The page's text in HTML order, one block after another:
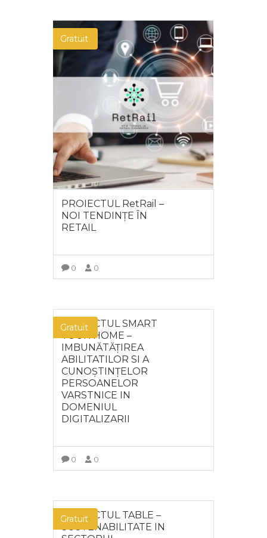
Gratuit
PROIECTUL RetRail –
NOI TENDINȚE ÎN
RETAIL
0 0
Gratuit
PROIECTUL SMART
YOUR HOME –
IMBUNĂTĂȚIREA
ABILITATILOR SI A
CUNOȘTINȚELOR
PERSOANELOR
VARSTNICE IN
DOMENIUL
DIGITALIZARII
0 0
Gratuit
PROIECTUL TABLE –
SUSTENABILITATE IN